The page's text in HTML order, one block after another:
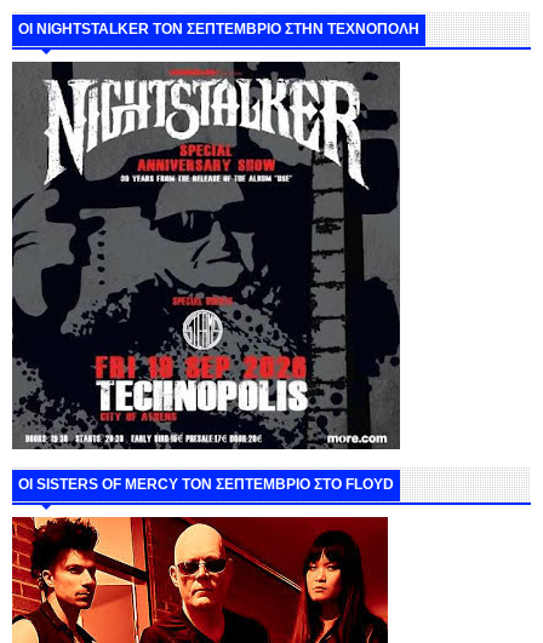
ΟΙ NIGHTSTALKER ΤΟΝ ΣΕΠΤΕΜΒΡΙΟ ΣΤΗΝ ΤΕΧΝΟΠΟΛΗ
ΟΙ SISTERS OF MERCY ΤΟΝ ΣΕΠΤΕΜΒΡΙΟ ΣΤΟ FLOYD